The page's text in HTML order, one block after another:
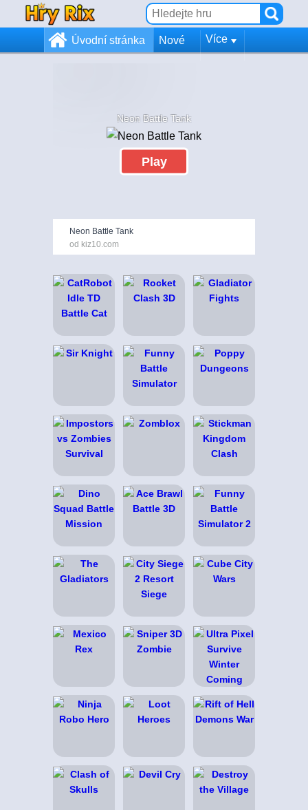
Úvodní stránka Nové Více
Neon Battle Tank
Play
Neon Battle Tank
od kiz10.com